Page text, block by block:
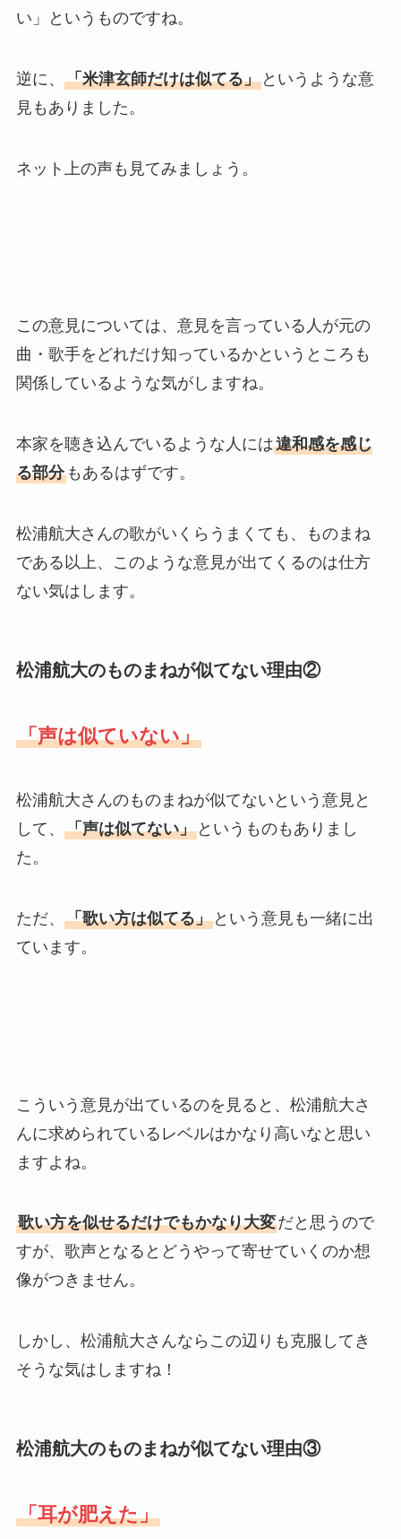
い」というものですね。
逆に、 「米津玄師だけは似てる」というような意
見もありました。
ネット上の声も見てみましょう。
この意見については、意見を言っている人が元の
曲・歌手をどれだけ知っているかというところも
関係しているような気がしますね。
本家を聴き込んでいるような人には違和感を感じ
る部分もあるはずです。
松浦航大さんの歌がいくらうまくても、ものまね
である以上、このような意見が出てくるのは仕方
ない気はします。
松浦航大のものまねが似てない理由②
「声は似ていない」
松浦航大さんのものまねが似てないという意見と
して、 「声は似てない」というものもありまし
た。
ただ、 「歌い方は似てる」という意見も一緒に出
ています。
こういう意見が出ているのを見ると、松浦航大さ
んに求められているレベルはかなり高いなと思い
ますよね。
歌い方を似せるだけでもかなり大変だと思うので
すが、歌声となるとどうやって寄せていくのか想
像がつきません。
しかし、松浦航大さんならこの辺りも克服してき
そうな気はしますね！
松浦航大のものまねが似てない理由③
「耳が肥えた」